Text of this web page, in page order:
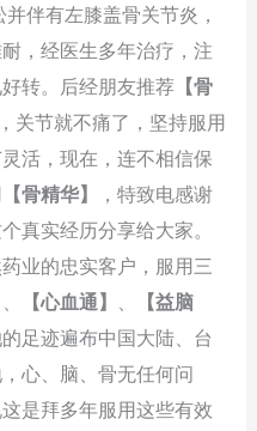
伴有左膝盖骨关节炎，
，经医生多年治疗，注
转。后经朋友推荐【骨
关节就不痛了，坚持服用
活，现在，连不相信保
【骨精华】
，特致电感谢
真实经历分享给大家。
业的忠实客户，服用三
、 【心血通】 、
【益脑
足迹遍布中国大陆、台
心、脑、骨无任何问
是拜多年服用这些有效